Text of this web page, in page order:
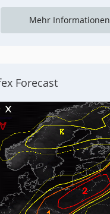
Mehr Informationen
Forecast